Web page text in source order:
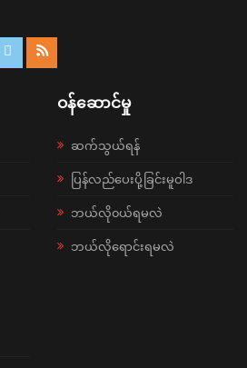
ဝန်ဆောင်မှု
ဆက်သွယ်ရန်
ပြန်လည်ပေးပို့ခြင်းမူဝါဒ
ဘယ်လို၀ယ်ရမလဲ
ဘယ်လိုရောင်းရမလဲ